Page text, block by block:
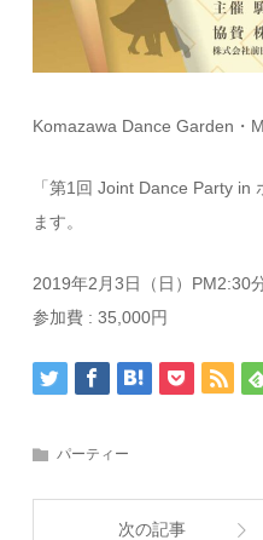
Komazawa Dance Garden・
「第1回 Joint Dance Party in
ます。
2019年2月3日（日）PM2:30
参加費 : 35,000円
パーティー
次の記事